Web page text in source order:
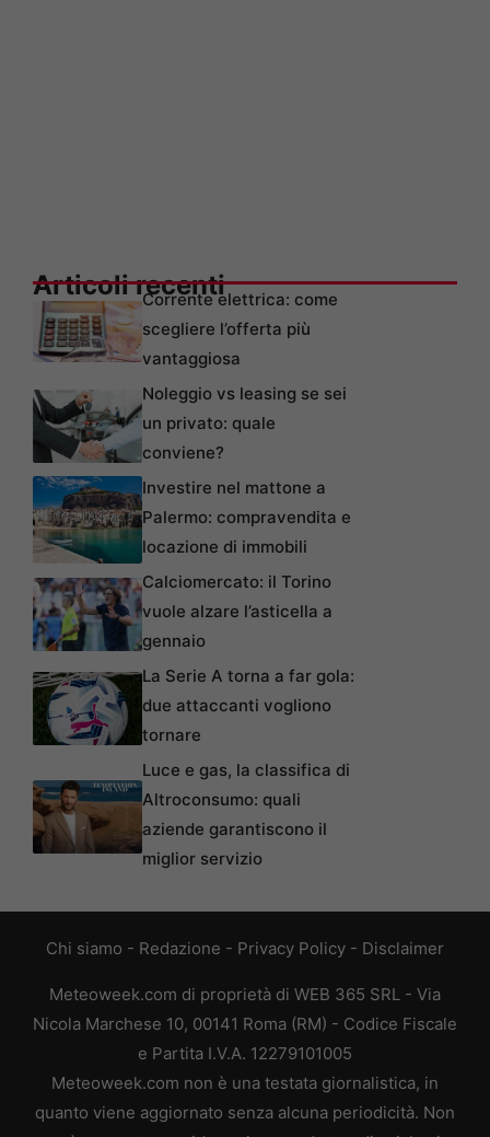
Articoli recentiCorrente elettrica: come
scegliere l’offerta più
vantaggiosa
Noleggio vs leasing se sei
un privato: quale
conviene?
Investire nel mattone a
Palermo: compravendita e
locazione di immobili
Calciomercato: il Torino
vuole alzare l’asticella a
gennaio
La Serie A torna a far gola:
due attaccanti vogliono
tornare
Luce e gas, la classifica di
Altroconsumo: quali
aziende garantiscono il
miglior servizio
Chi siamo - Redazione - Privacy Policy - Disclaimer
Meteoweek.com di proprietà di WEB 365 SRL - Via
Nicola Marchese 10, 00141 Roma (RM) - Codice Fiscale
e Partita I.V.A. 12279101005
Meteoweek.com non è una testata giornalistica, in
quanto viene aggiornato senza alcuna periodicità. Non